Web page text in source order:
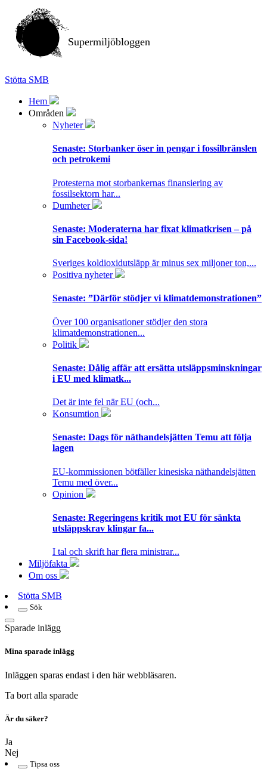
Supermiljöbloggen
Stötta SMB
Hem
Områden
Nyheter
Senaste: Storbanker öser in pengar i fossilbränslen
och petrokemi
Protesterna mot storbankernas finansiering av
fossilsektorn har...
Dumheter
Senaste: Moderaterna har fixat klimatkrisen – på
sin Facebook-sida!
Sveriges koldioxidutsläpp är minus sex miljoner ton,...
Positiva nyheter
Senaste: ”Därför stödjer vi klimatdemonstrationen”
Över 100 organisationer stödjer den stora
klimatdemonstrationen...
Politik
Senaste: Dålig affär att ersätta utsläppsminskningar
i EU med klimatk...
Det är inte fel när EU (och...
Konsumtion
Senaste: Dags för näthandelsjätten Temu att följa
lagen
EU-kommissionen bötfäller kinesiska näthandelsjätten
Temu med över...
Opinion
Senaste: Regeringens kritik mot EU för sänkta
utsläppskrav klingar fa...
I tal och skrift har flera ministrar...
Miljöfakta
Om oss
Stötta SMB
Sök
Sparade inlägg
Mina sparade inlägg
Inläggen sparas endast i den här webbläsaren.
Ta bort alla sparade
Är du säker?
Ja
Nej
Tipsa oss